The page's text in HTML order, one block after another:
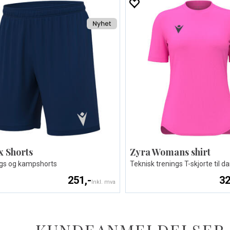
Shorts
og kampshorts
251,-Inkl. mva
Zyra Womans shirt
Teknisk trenings T-skjorte til